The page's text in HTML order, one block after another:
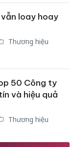
loay hoay
Thương hiệu
50 Công ty
và hiệu quả
Thương hiệu